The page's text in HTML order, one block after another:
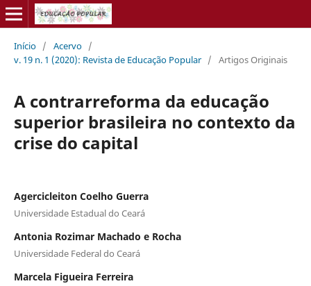
Início / Acervo /
v. 19 n. 1 (2020): Revista de Educação Popular / Artigos Originais
A contrarreforma da educação
superior brasileira no contexto da
crise do capital
Agercicleiton Coelho Guerra
Universidade Estadual do Ceará
Antonia Rozimar Machado e Rocha
Universidade Federal do Ceará
Marcela Figueira Ferreira